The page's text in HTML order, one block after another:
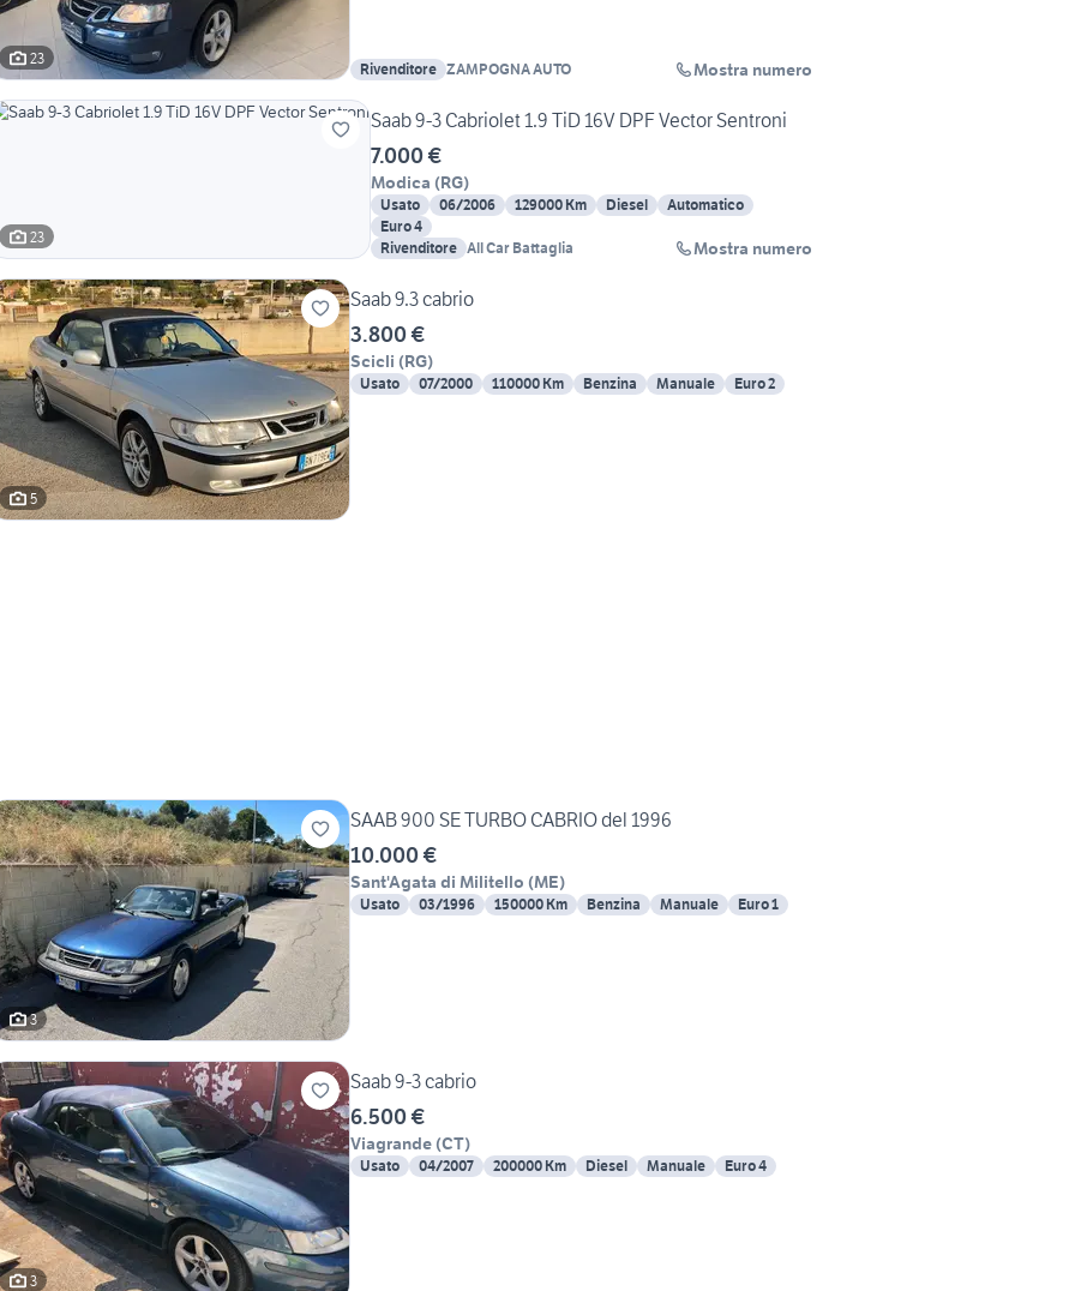
23
Rivenditore ZAMPOGNA AUTO Mostra numero
23
Saab 9-3 Cabriolet 1.9 TiD 16V DPF Vector Sentroni
7.000 €
Modica (RG)
Usato 06/2006 129000 Km Diesel
Automatico
Euro 4
Rivenditore All Car Battaglia Mostra numero
5
Saab 9.3 cabrio
3.800 €
Scicli (RG)
Usato 07/2000 110000 Km Benzina Manuale Euro 2
3
SAAB 900 SE TURBO CABRIO del 1996
10.000 €
Sant'Agata di Militello (ME)
Usato 03/1996 150000 Km Benzina Manuale Euro 1
3
Saab 9-3 cabrio
6.500 €
Viagrande (CT)
Usato 04/2007 200000 Km Diesel Manuale Euro 4